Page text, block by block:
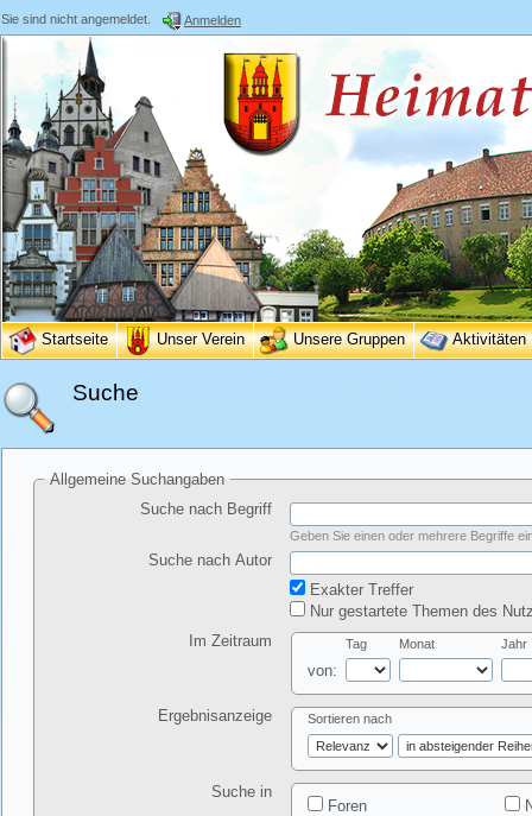
Sie sind nicht angemeldet. Anmelden
Startseite Unser Verein Unsere Gruppen Aktivitäten
Suche
Allgemeine Suchangaben
Suche nach Begriff
Geben Sie einen oder mehrere Begriffe
Suche nach Autor
Exakter Treffer
Nur gestartete Themen des
Im Zeitraum
von:
Tag Monat Jahr
Ergebnisanzeige Sortieren nach
Suche in
Foren